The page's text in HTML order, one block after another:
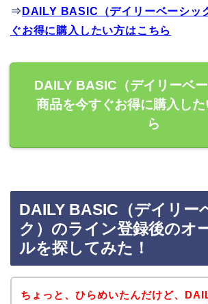
⇒ DAILY BASIC（デイリーベーシッ
ぐお得に購入したい方はこちら
DAILY BASIC（デイリーベ
商品を今すぐお得に購入し
ら
DAILY BASIC（デイリー
ク）のライン登録後のオ
ルを探してみた！
ちょっと、ひらめいたんだけど、